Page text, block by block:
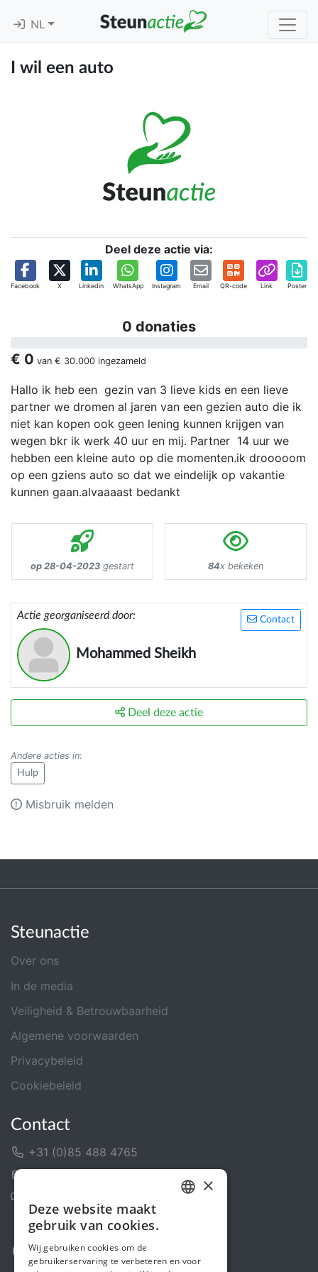
NL
I wil een auto
Deel deze actie via:
Facebook X Linkedin WhatsApp Instagram Email QR-code Link Poster
0 donaties
€ 0 van € 30.000 ingezameld
Hallo ik heb een gezin van 3 lieve kids en een lieve
partner we dromen al jaren van een gezien auto die ik
niet kan kopen ook geen lening kunnen krijgen van
wegen bkr ik werk 40 uur en mij. Partner 14 uur we
hebben een kleine auto op die momenten.ik drooooom
op een gziens auto so dat we eindelijk op vakantie
kunnen gaan.alvaaaast bedankt
op 28-04-2023 gestart 84x bekeken
Contact
Actie georganiseerd door:
Mohammed Sheikh
Deel deze actie
Andere acties in:
Hulp
Misbruik melden
Steunactie
Over ons
In de media
Veiligheid & Betrouwbaarheid
Algemene voorwaarden
Privacybeleid
Cookiebeleid
Contact
+31 (0)85 488 4765
ENGLISH
×
Deze website maakt
gebruik van cookies.
Wij gebruiken cookies om de
gebruikerservaring te verbeteren en voor